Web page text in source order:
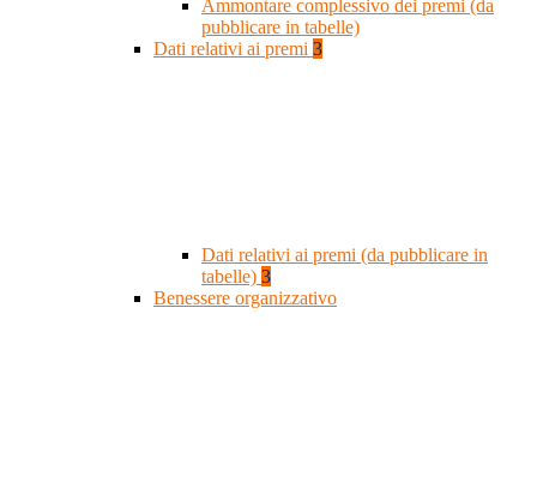
Ammontare complessivo dei premi (da
pubblicare in tabelle)
Dati relativi ai premi 3
Dati relativi ai premi (da pubblicare in
tabelle) 3
Benessere organizzativo